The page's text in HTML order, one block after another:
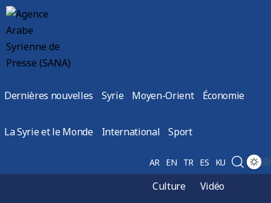
Dernières nouvelles Syrie Moyen-Orient Économie
La Syrie et le Monde International Sport
AR EN TR ES KU
Culture
Vidéo